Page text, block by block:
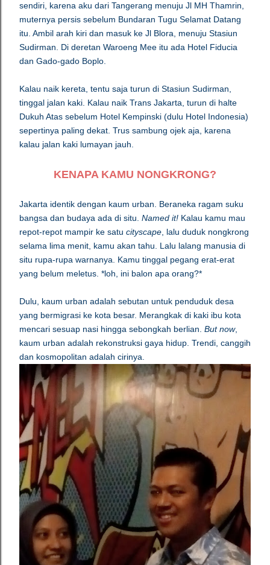
sendiri, karena aku dari Tangerang menuju Jl MH Thamrin,
muternya persis sebelum Bundaran Tugu Selamat Datang
itu. Ambil arah kiri dan masuk ke Jl Blora, menuju Stasiun
Sudirman. Di deretan Waroeng Mee itu ada Hotel Fiducia
dan Gado-gado Boplo.
Kalau naik kereta, tentu saja turun di Stasiun Sudirman,
tinggal jalan kaki. Kalau naik Trans Jakarta, turun di halte
Dukuh Atas sebelum Hotel Kempinski (dulu Hotel Indonesia)
sepertinya paling dekat. Trus sambung ojek aja, karena
kalau jalan kaki lumayan jauh.
KENAPA KAMU NONGKRONG?
Jakarta identik dengan kaum urban. Beraneka ragam suku
bangsa dan budaya ada di situ. Named it! Kalau kamu mau
repot-repot mampir ke satu cityscape , lalu duduk nongkrong
selama lima menit, kamu akan tahu. Lalu lalang manusia di
situ rupa-rupa warnanya. Kamu tinggal pegang erat-erat
yang belum meletus. *loh, ini balon apa orang?*
Dulu, kaum urban adalah sebutan untuk penduduk desa
yang bermigrasi ke kota besar. Merangkak di kaki ibu kota
mencari sesuap nasi hingga sebongkah berlian. But now,
kaum urban adalah rekonstruksi gaya hidup. Trendi, canggih
dan kosmopolitan adalah cirinya.